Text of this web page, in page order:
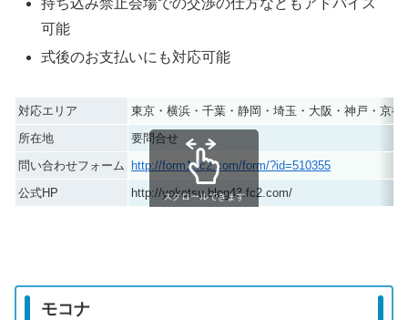
持ち込み禁止会場での交渉の仕方などもアドバイス
可能
式後のお支払いにも対応可能
対応エリア
東京・横浜・千葉・静岡・埼玉・大阪・神戸・京都
所在地
要問合せ
問い合わせフォーム
http://form1.fc2.com/form/?id=510355
公式HP
http://yokotsu.blog43.fc2.com/
スクロールできます
モコナ